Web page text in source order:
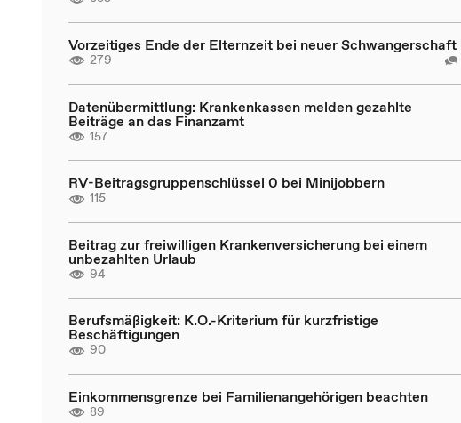
Vorzeitiges Ende der Elternzeit bei neuer Schwangerschaft
279
Datenübermittlung: Krankenkassen melden gezahlte
Beiträge an das Finanzamt
157
RV-Beitragsgruppenschlüssel 0 bei Minijobbern
115
Beitrag zur freiwilligen Krankenversicherung bei einem
unbezahlten Urlaub
94
Berufsmäßigkeit: K.O.-Kriterium für kurzfristige
Beschäftigungen
90
Einkommensgrenze bei Familienangehörigen beachten
89